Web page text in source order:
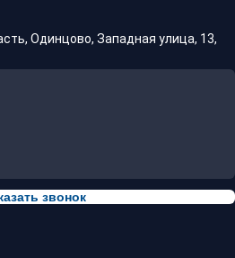
Одинцово, Западная улица, 13,
звонок